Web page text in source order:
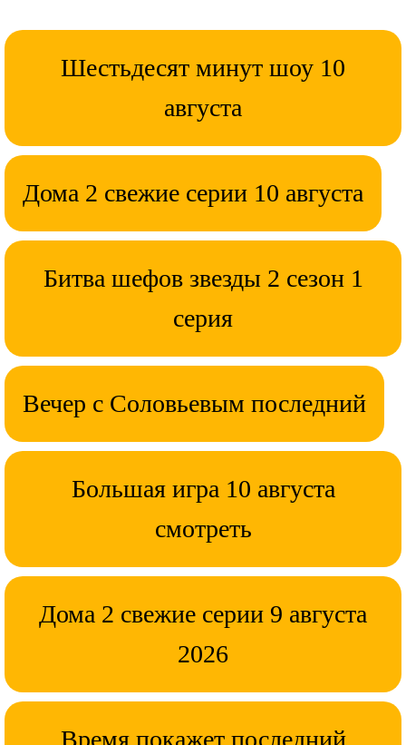
Шестьдесят минут шоу 10
августа
Дома 2 свежие серии 10 августа
Битва шефов звезды 2 сезон 1
серия
Вечер с Соловьевым последний
Большая игра 10 августа
смотреть
Дома 2 свежие серии 9 августа
2026
Время покажет последний